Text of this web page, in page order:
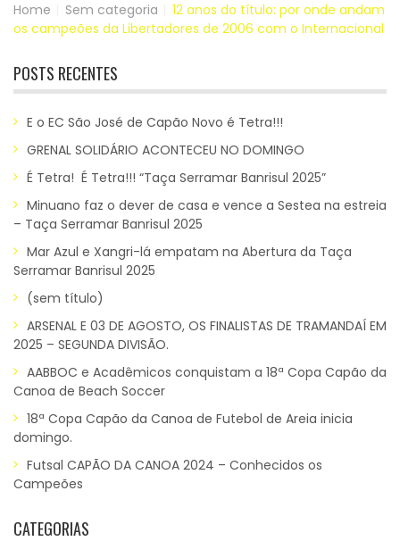
Home Sem categoria
12 anos do título: por onde andam
os campeões da Libertadores de 2006 com o Internacional
POSTS RECENTES
E o EC São José de Capão Novo é Tetra!!!
GRENAL SOLIDÁRIO ACONTECEU NO DOMINGO
É Tetra! É Tetra!!! “Taça Serramar Banrisul 2025”
Minuano faz o dever de casa e vence a Sestea na estreia
– Taça Serramar Banrisul 2025
Mar Azul e Xangri-lá empatam na Abertura da Taça
Serramar Banrisul 2025
(sem título)
ARSENAL E 03 DE AGOSTO, OS FINALISTAS DE TRAMANDAÍ EM
2025 – SEGUNDA DIVISÃO.
AABBOC e Acadêmicos conquistam a 18ª Copa Capão da
Canoa de Beach Soccer
18ª Copa Capão da Canoa de Futebol de Areia inicia
domingo.
Futsal CAPÃO DA CANOA 2024 – Conhecidos os
Campeões
CATEGORIAS